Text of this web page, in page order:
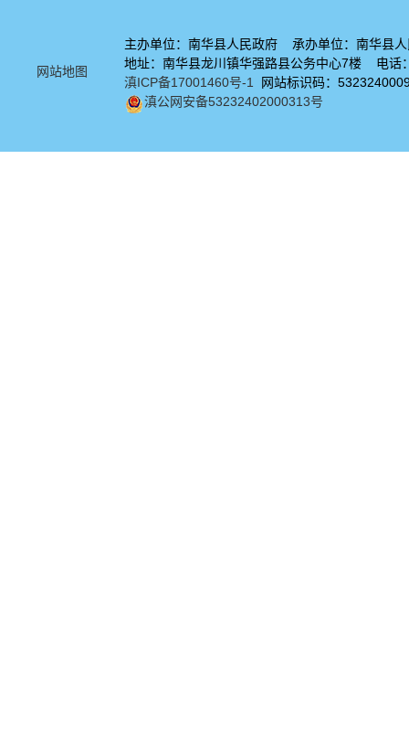
网站地图
主办单位：南华县人民政府 承办单位：南华县人
地址：南华县龙川镇华强路县公务中心7楼 电
滇ICP备17001460号-1
网站标识码：
滇公网安备53232402000313号